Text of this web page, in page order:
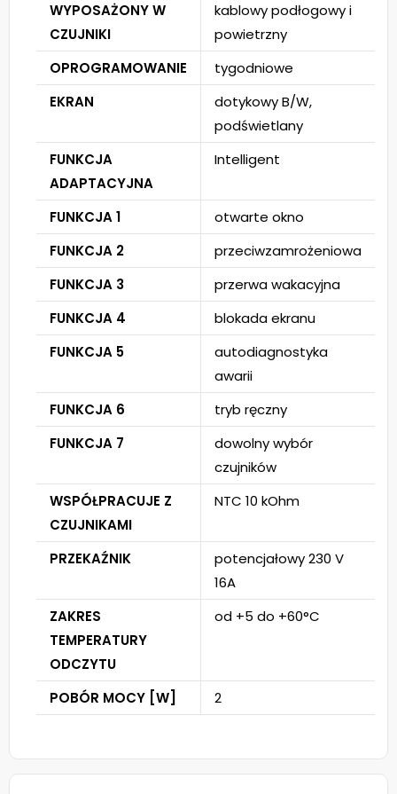
WYPOSAŻONY W
CZUJNIKI
kablowy podłogowy i
powietrzny
OPROGRAMOWANIE
tygodniowe
EKRAN
dotykowy B/W,
podświetlany
FUNKCJA
ADAPTACYJNA
Intelligent
FUNKCJA 1
otwarte okno
FUNKCJA 2
przeciwzamrożeniowa
FUNKCJA 3
przerwa wakacyjna
FUNKCJA 4
blokada ekranu
FUNKCJA 5
autodiagnostyka
awarii
FUNKCJA 6
tryb ręczny
FUNKCJA 7
dowolny wybór
czujników
WSPÓŁPRACUJE Z
CZUJNIKAMI
NTC 10 kOhm
PRZEKAŹNIK
potencjałowy 230 V
16A
ZAKRES
TEMPERATURY
ODCZYTU
od +5 do +60°C
POBÓR MOCY [W] 2